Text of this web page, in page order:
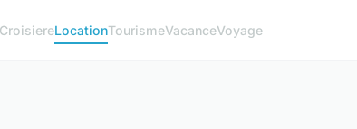
CroisiereLocationTourismeVacanceVoyage